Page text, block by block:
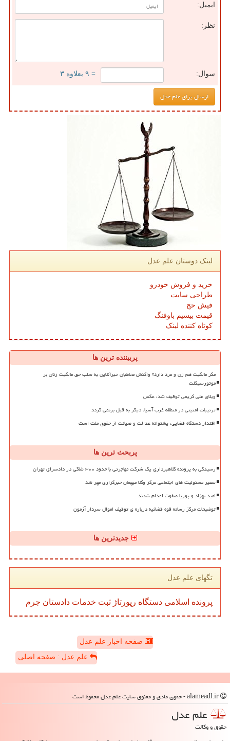
ایمیل:
نظر:
سوال: = ۹ بعلاوه ۳
لینک دوستان علم عدل
خرید و فروش خودرو
طراحی سایت
فیش حج
قیمت بیسیم باوفنگ
کوتاه کننده لینک
پربیننده ترین ها
مگر مالکیت هم زن و مرد دارد؟ واکنش مخاطبان خبرآنلاین به سلب حق مالکیت زنان بر
موتورسیکلت
ویلای علی کریمی توقیف شد، عکس
ترتیبات امنیتی در منطقه غرب آسیا، دیگر به قبل برنمی گردد
اقتدار دستگاه قضایی، پشتوانه عدالت و صیانت از حقوق ملت است
پربحث ترین ها
رسیدگی به پرونده کلاهبرداری یک شرکت مهاجرتی با حدود ۳۰۰ شاکی در دادسرای تهران
سفیر مسئولیت های اجتماعی مرکز وکلا میهمان خبرگزاری مهر شد
امید بهزاد و پوریا صفوت اعدام شدند
توضیحات مرکز رسانه قوه قضائیه درباره ی توقیف اموال سردار آزمون
جدیدترین ها
تگهای علم عدل
پرونده اسلامی دستگاه رپورتاژ ثبت خدمات دادستان جرم
صفحه اخبار علم عدل
علم عدل : صفحه اصلی
علم عدل
حقوق و وکالت